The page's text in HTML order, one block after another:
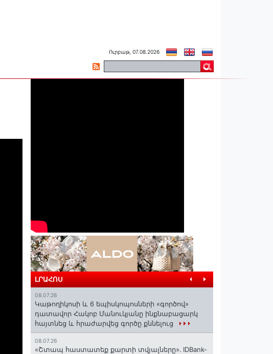
Ուրբաթ, 07.08.2026
ԼՐԱՀՈՍ
08.07.26
️Կաթողիկոսի և 6 եպիսկոպոսների «գործով»
դատավոր Հակոբ Մանուկյանը ինքնաբացարկ
հայտնեց և հրաժարվեց գործը քննելուց
08.07.26
«Շտապ հաստատեք քարտի տվյալները»․ IDBank-